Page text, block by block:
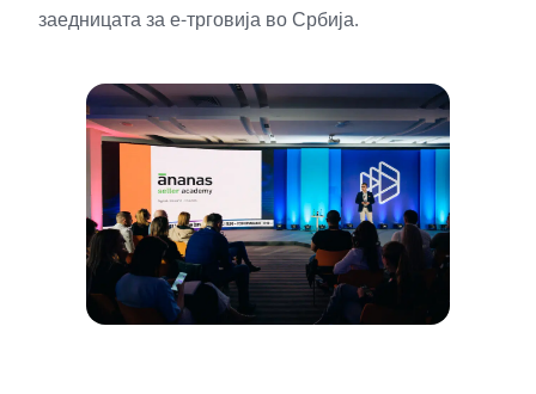
заедницата за е-трговија во Србија.